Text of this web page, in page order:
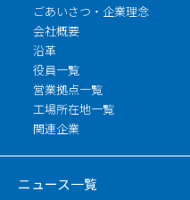
ごあいさつ・企業理念
会社概要
沿革
役員一覧
営業拠点一覧
工場所在地一覧
関連企業
ニュース一覧